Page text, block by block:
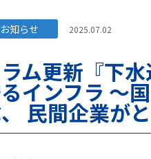
お知らせ 2025.07.02
ム更新『下
インフラ ～
民間企業が